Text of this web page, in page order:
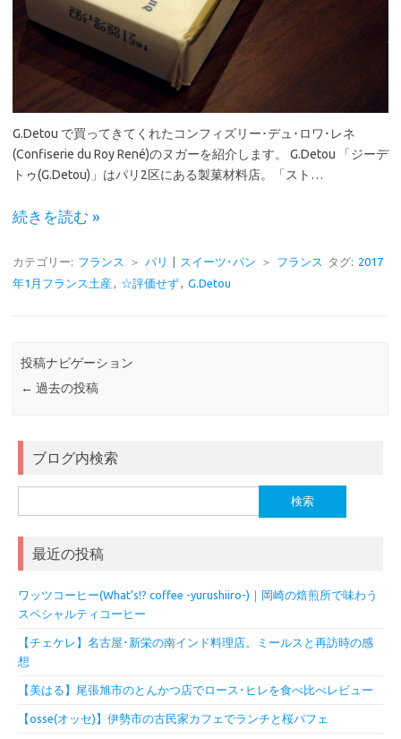
G.Detou で買ってきてくれたコンフィズリー･デュ･ロワ･レネ
(Confiserie du Roy René)のヌガーを紹介します。 G.Detou 「ジーデ
トゥ(G.Detou)」はパリ2区にある製菓材料店。「スト…
続きを読む »
カテゴリー: フランス ＞ パリ スイーツ･パン ＞ フランス タグ: 2017
年1月フランス土産, ☆評価せず, G.Detou
投稿ナビゲーション
← 過去の投稿
ブログ内検索
索:
最近の投稿
ワッツコーヒー(What’s!? coffee -yurushiiro-)｜岡崎の焙煎所で味わう
スペシャルティコーヒー
【チェケレ】名古屋･新栄の南インド料理店。ミールスと再訪時の感
想
【美はる】尾張旭市のとんかつ店でロース･ヒレを食べ比べレビュー
【osse(オッセ)】伊勢市の古民家カフェでランチと桜パフェ